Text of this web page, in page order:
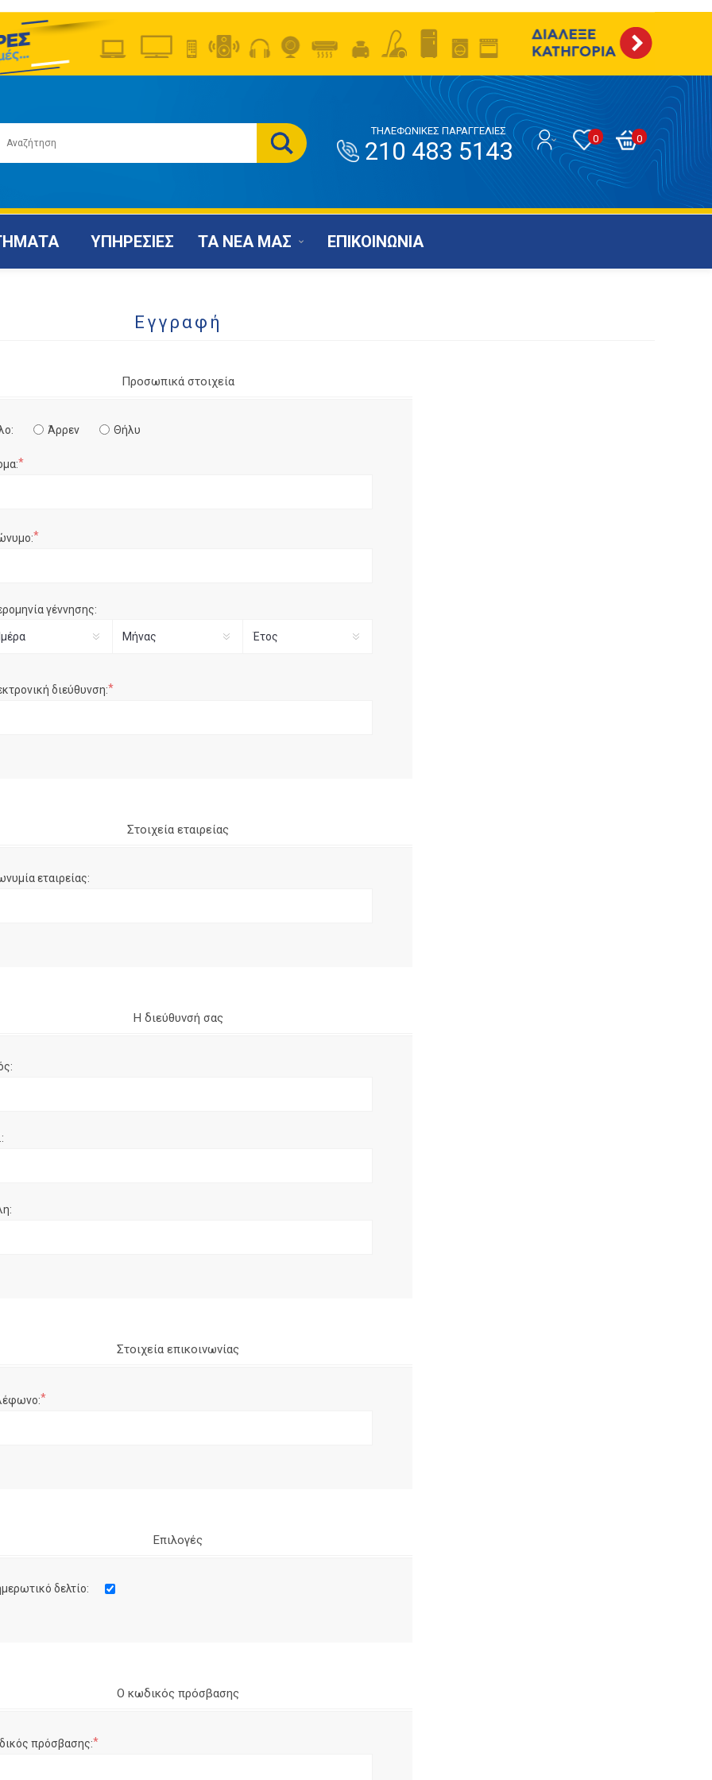
0
0
ΤΗΛΕΦΩΝΙΚΕΣ ΠΑΡΑΓΓΕΛΙΕΣ
210 483 5143
ΥΠΗΡΕΣΙΕΣ ΤΑ ΝΕΑ ΜΑΣ ΕΠΙΚΟΙΝΩΝΙΑ
Εγγραφή
Προσωπικά στοιχεία
Άρρεν Θήλυ
*
*
γέννησης:
διεύθυνση:*
Στοιχεία εταιρείας
εταιρείας:
Η διεύθυνσή σας
Στοιχεία επικοινωνίας
*
Επιλογές
δελτίο:
Ο κωδικός πρόσβασης
πρόσβασης:*